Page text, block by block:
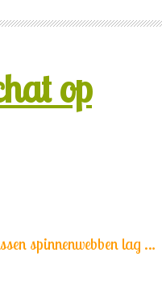
op
spinnenwebben lag …